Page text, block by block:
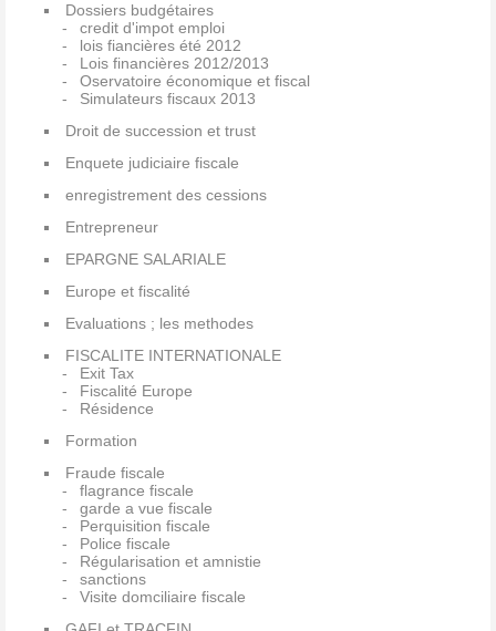
Dossiers budgétaires
credit d'impot emploi
lois fiancières été 2012
Lois financières 2012/2013
Oservatoire économique et fiscal
Simulateurs fiscaux 2013
Droit de succession et trust
Enquete judiciaire fiscale
enregistrement des cessions
Entrepreneur
EPARGNE SALARIALE
Europe et fiscalité
Evaluations ; les methodes
FISCALITE INTERNATIONALE
Exit Tax
Fiscalité Europe
Résidence
Formation
Fraude fiscale
flagrance fiscale
garde a vue fiscale
Perquisition fiscale
Police fiscale
Régularisation et amnistie
sanctions
Visite domciliaire fiscale